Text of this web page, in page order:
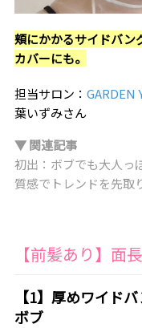
頬にかかるサイドバン
カバーにも。
担当サロン： GARDEN
葉いずみさん
▼ 関連記事
初出：ボブでも大人っ
質感でトレンドを先取
【前髪あり】
【1】厚めワイド
ボブ